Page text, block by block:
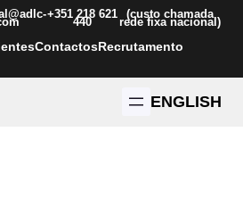
+351 218 621
440
(custo chamada
rede fixa nacional)
ContactosRecrutamento
ENGLISH